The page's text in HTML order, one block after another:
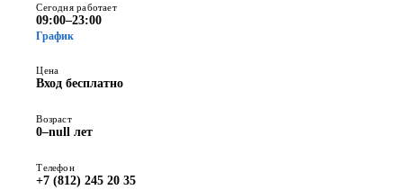
Сегодня работает
09:00–23:00
График
Цена
Вход бесплатно
Возраст
0–null лет
Телефон
+7 (812) 245 20 35